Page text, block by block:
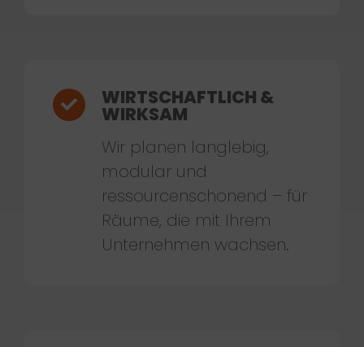
WIRTSCHAFTLICH &
WIRKSAM
Wir planen langlebig,
modular und
ressourcenschonend – für
Räume, die mit Ihrem
Unternehmen wachsen.